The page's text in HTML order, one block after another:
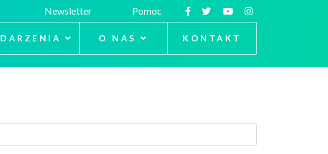
Newsletter Pomoc
O NAS KONTAKT